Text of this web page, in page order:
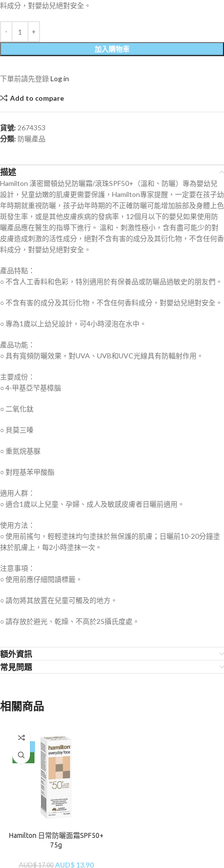
料成分，對嬰幼兒絕對安全。
加入購物車
下單前請先登錄Log in
Add to compare
貨號: 2674353
分類: 防曬產品
描述
Hamilton 漢密爾頓幼兒防曬霜/滾珠SPF50+（溫和、防曬）專為嬰幼兒
設計，兒童幼嫩的肌膚更需要保護，Hamilton專家提醒，一定要在孩子幼
年時期就重視防曬，孩子幼年時期的不正確防曬可能增加臉部及身體上色
斑發生率，或是其他皮膚疾病的發病率，12個月以下的嬰兒如果使用防
曬產品應在醫生的指導下進行。 溫和、刺激性極小，含有盡可能少的對
皮膚造成刺激的活性成分，絕對不含有害的成分及其衍化物，不含任何香
料成分，對嬰幼兒絕對安全。
產品特點：
○ 不含人工香料和色彩，特別適用於有保養品或防曬品過敏史的朋友們。
○ 不含有害的成分及其衍化物，不含任何香料成分，對嬰幼兒絕對安全。
○ 專為1歲以上幼兒設計，可4小時浸泡在水中。
產品功能：
○ 具有寬頻防曬效果，對UVA、UVB和UVC光線具有防輻射作用。
主要成份：
○ 4-甲基亞芐基樟腦
○ 二氧化鈦
○ 貝莫三嗪
○ 重氮烷基脲
○ 對羥基苯甲酸酯
適用人群：
○ 適合1歲以上兒童、孕婦、成人及敏感皮膚者日曬前適用。
使用方法：
○ 使用前搖勻，輕輕塗抹均勻塗抹於無保護的肌膚；日曬前10-20分鐘塗
抹於肌膚上，每2小時塗抹一次。
注意事項：
○ 使用前應仔細閱讀標籤。
○ 請勿將其放置在兒童可觸及的地方。
○ 請存放於避光、乾燥、不高於25攝氏度處。
額外資訊
常見問題
相關商品
NEW
Hamilton 日常防曬面霜SPF50+
75g
AUD$17.00 AUD$13.90